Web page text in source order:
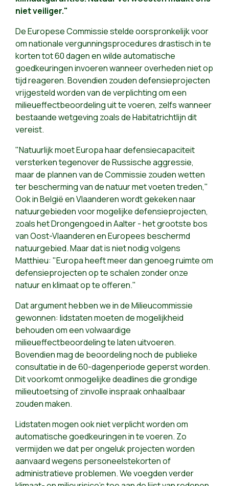
niet veiliger."
De Europese Commissie stelde oorspronkelijk voor
om nationale vergunningsprocedures drastisch in te
korten tot 60 dagen en wilde automatische
goedkeuringen invoeren wanneer overheden niet op
tijd reageren. Bovendien zouden defensieprojecten
vrijgesteld worden van de verplichting om een
milieueffectbeoordeling uit te voeren, zelfs wanneer
bestaande wetgeving zoals de Habitatrichtlijn dit
vereist.
"Natuurlijk moet Europa haar defensiecapaciteit
versterken tegenover de Russische aggressie,
maar de plannen van de Commissie zouden wetten
ter bescherming van de natuur met voeten treden,"
Ook in België en Vlaanderen wordt gekeken naar
natuurgebieden voor mogelijke defensieprojecten,
zoals het Drongengoed in Aalter - het grootste bos
van Oost-Vlaanderen en Europees beschermd
natuurgebied. Maar dat is niet nodig volgens
Matthieu: "Europa heeft meer dan genoeg ruimte om
defensieprojecten op te schalen zonder onze
natuur en klimaat op te offeren."
Dat argument hebben we in de Milieucommissie
gewonnen: lidstaten moeten de mogelijkheid
behouden om een volwaardige
milieueffectbeoordeling te laten uitvoeren.
Bovendien mag de beoordeling noch de publieke
consultatie in de 60-dagenperiode geperst worden.
Dit voorkomt onmogelijke deadlines die grondige
milieutoetsing of zinvolle inspraak onhaalbaar
zouden maken.
Lidstaten mogen ook niet verplicht worden om
automatische goedkeuringen in te voeren. Zo
vermijden we dat per ongeluk projecten worden
aanvaard wegens personeelstekorten of
administratieve problemen. We voegden verder